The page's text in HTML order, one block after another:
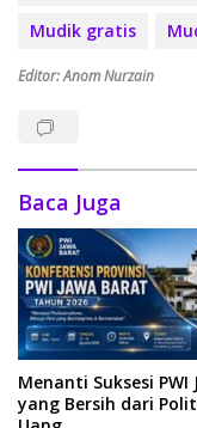
Mudik gratis
Editor: Anom Nurzain
Baca Juga
Menanti Suksesi PWI
yang Bersih dari